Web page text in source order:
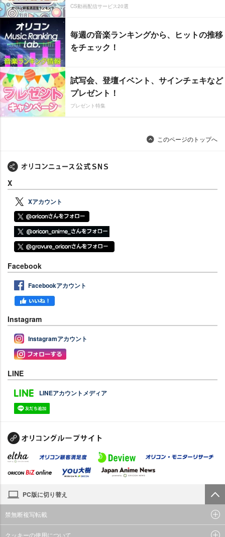
CS動画配信サービス20選
毎週の音楽ランキングから、ヒットの推移
をチェック！
試写会、登壇イベント、サインチェキなど
プレゼント！
プレゼント特集
このページのトップへ
X
Xアカウント
Facebook
Facebookアカウント
Instagram
Instagramアカウント
LINE
LINEアカウントメディア
PC版に切り替え
禁無断複写転載
クッキーの使用について